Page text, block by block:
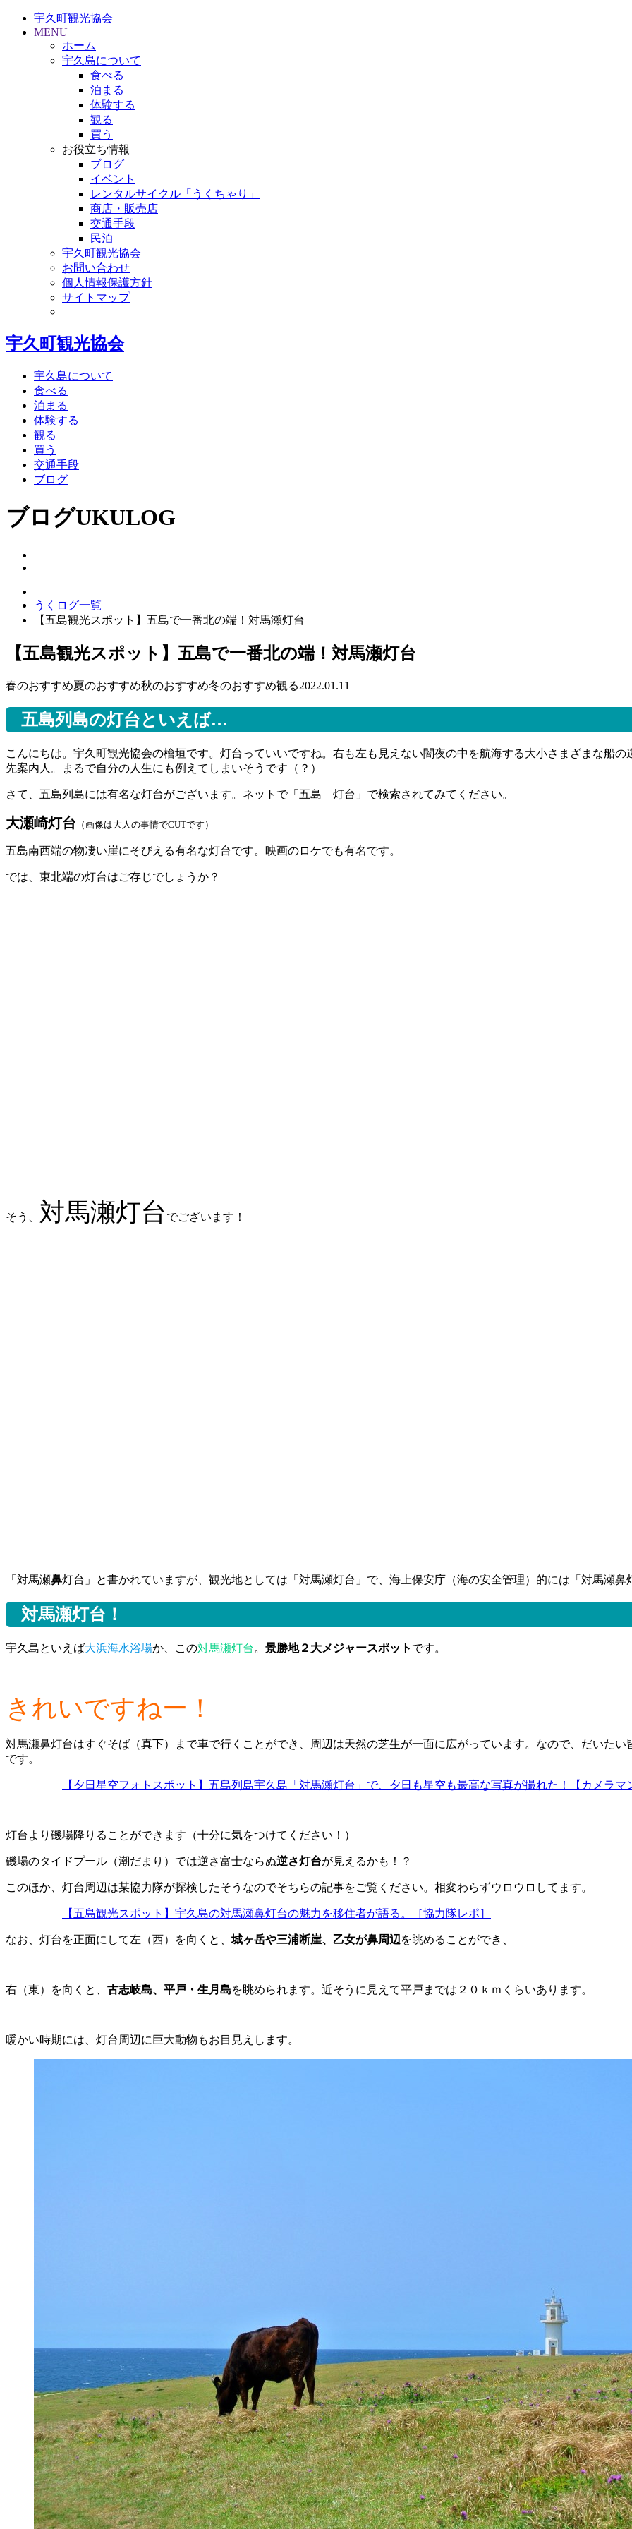
宇久町観光協会
MENU
ホーム
宇久島について
食べる
泊まる
体験する
観る
買う
お役立ち情報
ブログ
イベント
レンタルサイクル「うくちゃり」
商店・販売店
交通手段
民泊
宇久町観光協会
お問い合わせ
個人情報保護方針
サイトマップ
宇久町観光協会
宇久島について
食べる
泊まる
体験する
観る
買う
交通手段
ブログ
ブログUKULOG
うくログ一覧
【五島観光スポット】五島で一番北の端！対馬瀬灯台
【五島観光スポット】五島で一番北の端！対馬瀬灯台
春のおすすめ夏のおすすめ秋のおすすめ冬のおすすめ観る2022.01.11
五島列島の灯台といえば…
こんにちは。宇久町観光協会の檜垣です。灯台っていいですね。右も左も見えない闇夜の中を航海する大小さまざまな船
先案内人。まるで自分の人生にも例えてしまいそうです（？）
さて、五島列島には有名な灯台がございます。ネットで「五島 灯台」で検索されてみてください。
大瀬崎灯台 （画像は大人の事情でCUTです）
五島南西端の物凄い崖にそびえる有名な灯台です。映画のロケでも有名です。
では、東北端の灯台はご存じでしょうか？
そう、 対馬瀬灯台 でございます！
「対馬瀬鼻灯台」と書かれていますが、観光地としては「対馬瀬灯台」で、海上保安庁（海の安全管理）的には「対馬瀬鼻
対馬瀬灯台！
宇久島といえば大浜海水浴場か、この対馬瀬灯台 。 景勝地２大メジャースポット です。
きれいですねー！
対馬瀬鼻灯台はすぐそば（真下）まで車で行くことができ、周辺は天然の芝生が一面に広がっています。なので、だいたい
です。
【夕日星空フォトスポット】五島列島宇久島「対馬瀬灯台」で、夕日も星空も最高な写真が撮れた！【カメラマ
灯台より磯場降りることができます（十分に気をつけてください！）
磯場のタイドプール（潮だまり）では逆さ富士ならぬ逆さ灯台が見えるかも！？
このほか、灯台周辺は某協力隊が探検したそうなのでそちらの記事をご覧ください。相変わらずウロウロしてます。
【五島観光スポット】宇久島の対馬瀬鼻灯台の魅力を移住者が語る。［協力隊レポ］
なお、灯台を正面にして左（西）を向くと、 城ヶ岳や三浦断崖、乙女が鼻周辺を眺めることができ、
右（東）を向くと、 古志岐島、平戸・生月島を眺められます。近そうに見えて平戸までは２０ｋｍくらいあります。
暖かい時期には、灯台周辺に巨大動物もお目見えします。